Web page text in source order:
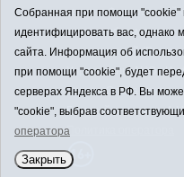
выдано Федеральной
связи,
коммуникаций
Учредитель: АНО
центр «Слава труду».
Главный редактор:
Политика оператора
Собранная при помощи
идентифицировать вас, однако
сайта. Информация об
при помощи "cookie", будет
серверах Яндекса в РФ. Вы
"cookie", выбрав
оператора
Закрыть